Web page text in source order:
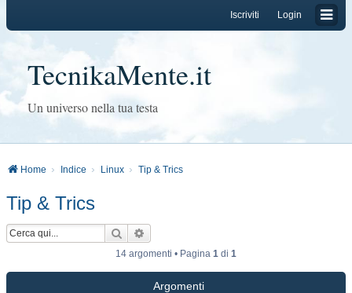
Login
Iscriviti
TecnikaMente.it
Un universo nella tua testa
Home Indice Linux Tip & Trics
Tip & Trics
Cerca
14 argomenti • Pagina 1 di 1
Argomenti